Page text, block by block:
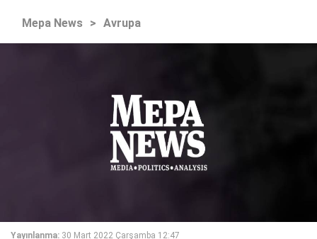
Mepa News > Avrupa
Yayınlanma: 30 Mart 2022 Çarşamba 12:47